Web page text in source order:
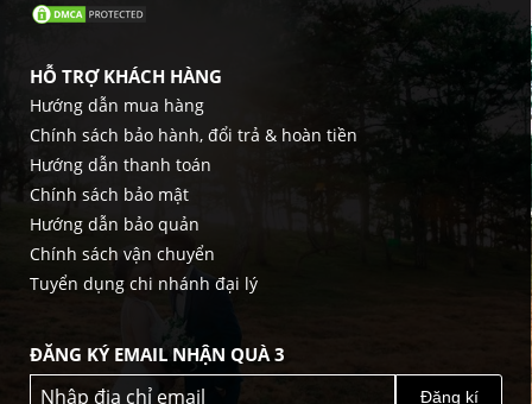
HỖ TRỢ KHÁCH HÀNG
Hướng dẫn mua hàng
Chính sách bảo hành, đổi trả & hoàn tiền
Hướng dẫn thanh toán
Chính sách bảo mật
Hướng dẫn bảo quản
Chính sách vận chuyển
Tuyển dụng chi nhánh đại lý
ĐĂNG KÝ EMAIL NHẬN QUÀ 3
Đăng kí